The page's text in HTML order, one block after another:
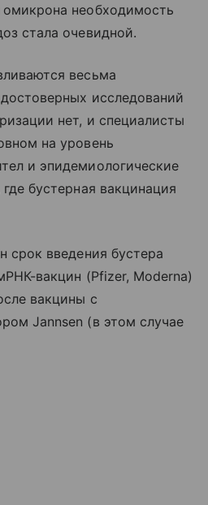
необходимость
стала очевидной.
весьма
исследований
нет, и специалисты
на уровень
и эпидемиологические
бустерная вакцинация
срок введения бустера
вакцин (Pfizer, Moderna)
вакцины с
Jannsen (в этом случае